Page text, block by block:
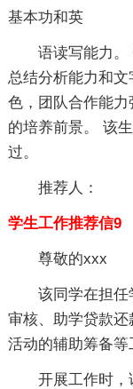
基本功和英
语读写能力
总结分析能力和
色，团队合作能
的培养前景。 该
过。
推荐人：
学生工作推荐信9
尊敬的xxx
该同学在担
审核、助学贷款
活动的辅助筹备等
开展工作时